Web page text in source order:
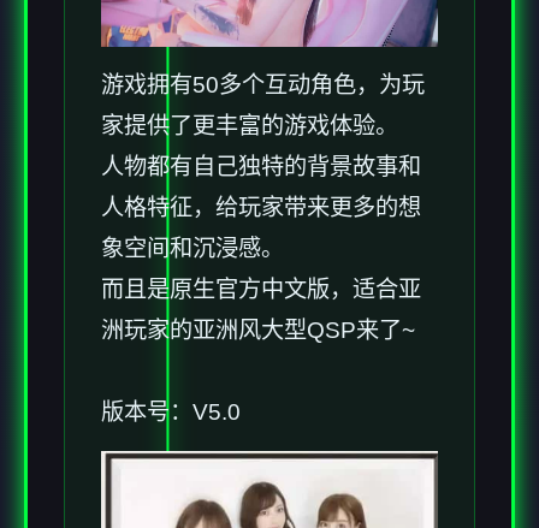
游戏拥有50多个互动角色，为玩
家提供了更丰富的游戏体验。
人物都有自己独特的背景故事和
人格特征，给玩家带来更多的想
象空间和沉浸感。
而且是原生官方中文版，适合亚
洲玩家的亚洲风大型QSP来了~
版本号：V5.0